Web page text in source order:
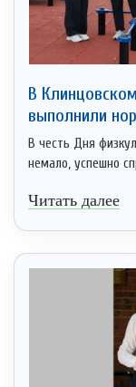
В
выполнили
В честь Дня
немало, успешно
Читать далее